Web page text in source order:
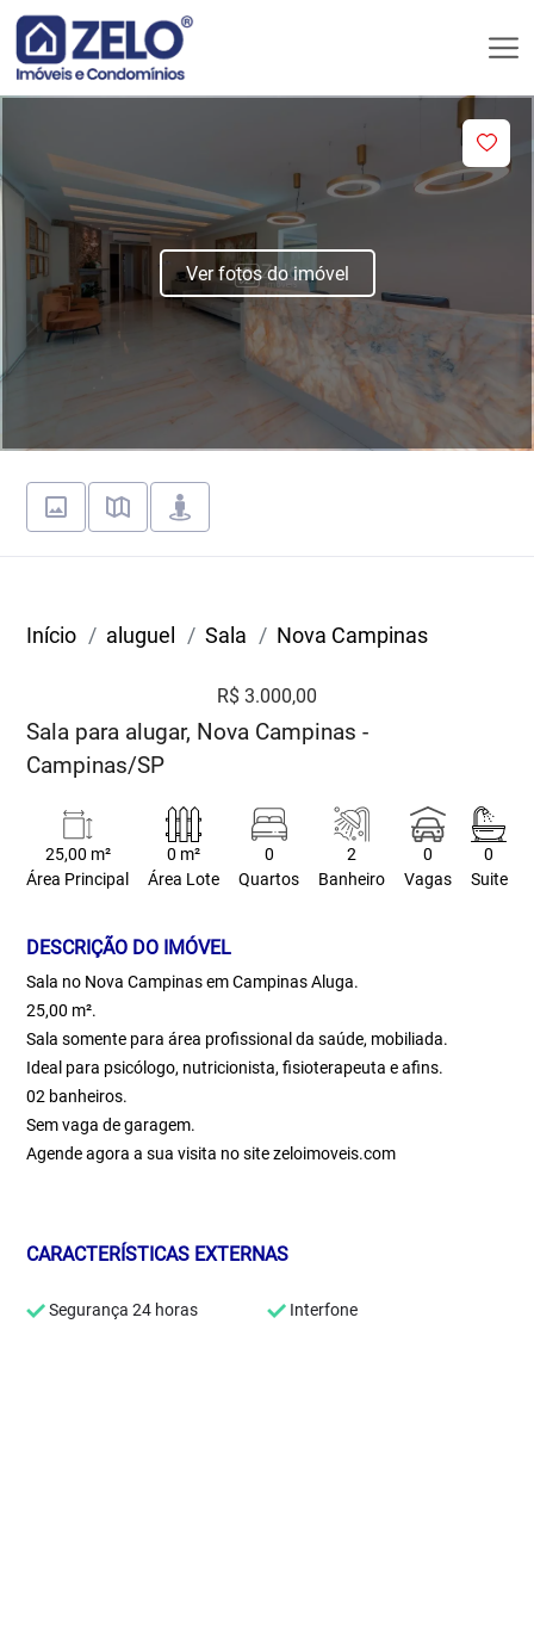
Ver fotos do imóvel
Início aluguel Sala Nova Campinas
R$ 3.000,00
Sala para alugar, Nova Campinas -
Campinas/SP
25,00 m²
Área Principal
0 m²
Área Lote
0
Quartos
2
Banheiro
0
Vagas
0
Suite
DESCRIÇÃO DO IMÓVEL
Sala no Nova Campinas em Campinas Aluga.
25,00 m².
Sala somente para área profissional da saúde, mobiliada.
Ideal para psicólogo, nutricionista, fisioterapeuta e afins.
02 banheiros.
Sem vaga de garagem.
Agende agora a sua visita no site zeloimoveis.com
CARACTERÍSTICAS EXTERNAS
Segurança 24 horas Interfone